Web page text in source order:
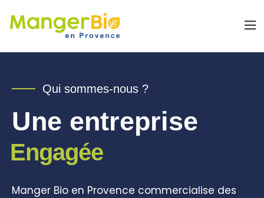
Qui sommes-nous ?
Une entreprise
Engagée
Manger Bio en Provence commercialise des